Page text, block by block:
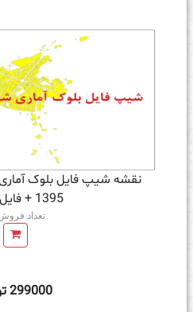
نقشه شیپ فایل بلوک
1395 + فايل اكسل
تعداد فروش
299000 تومان